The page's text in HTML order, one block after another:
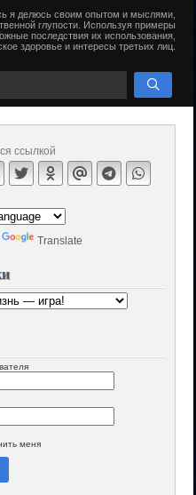
я делюсь своим опытом и мыслями,
глупости. Используя примеры
последствия их использования,
здоровье и интересы третьих лиц.
ссылкой
Translate
меня